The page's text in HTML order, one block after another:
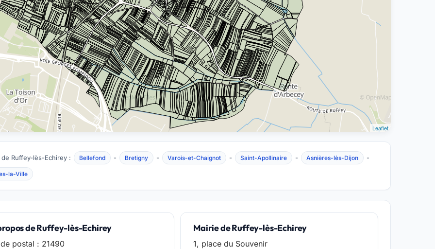
Leaflet
Ruffey-lès-Echirey : Bellefond - Bretigny - Varois-et-Chaignot - Saint-Apollinaire - Asnières-lès-Dijon -
la-Ville
de Ruffey-lès-Echirey
postal : 21490
Mairie de Ruffey-lès-Echirey
1, place du Souvenir